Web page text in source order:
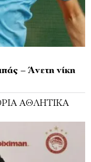
– Άνετη νίκη
ΑΘΛΗΤΙΚΆ